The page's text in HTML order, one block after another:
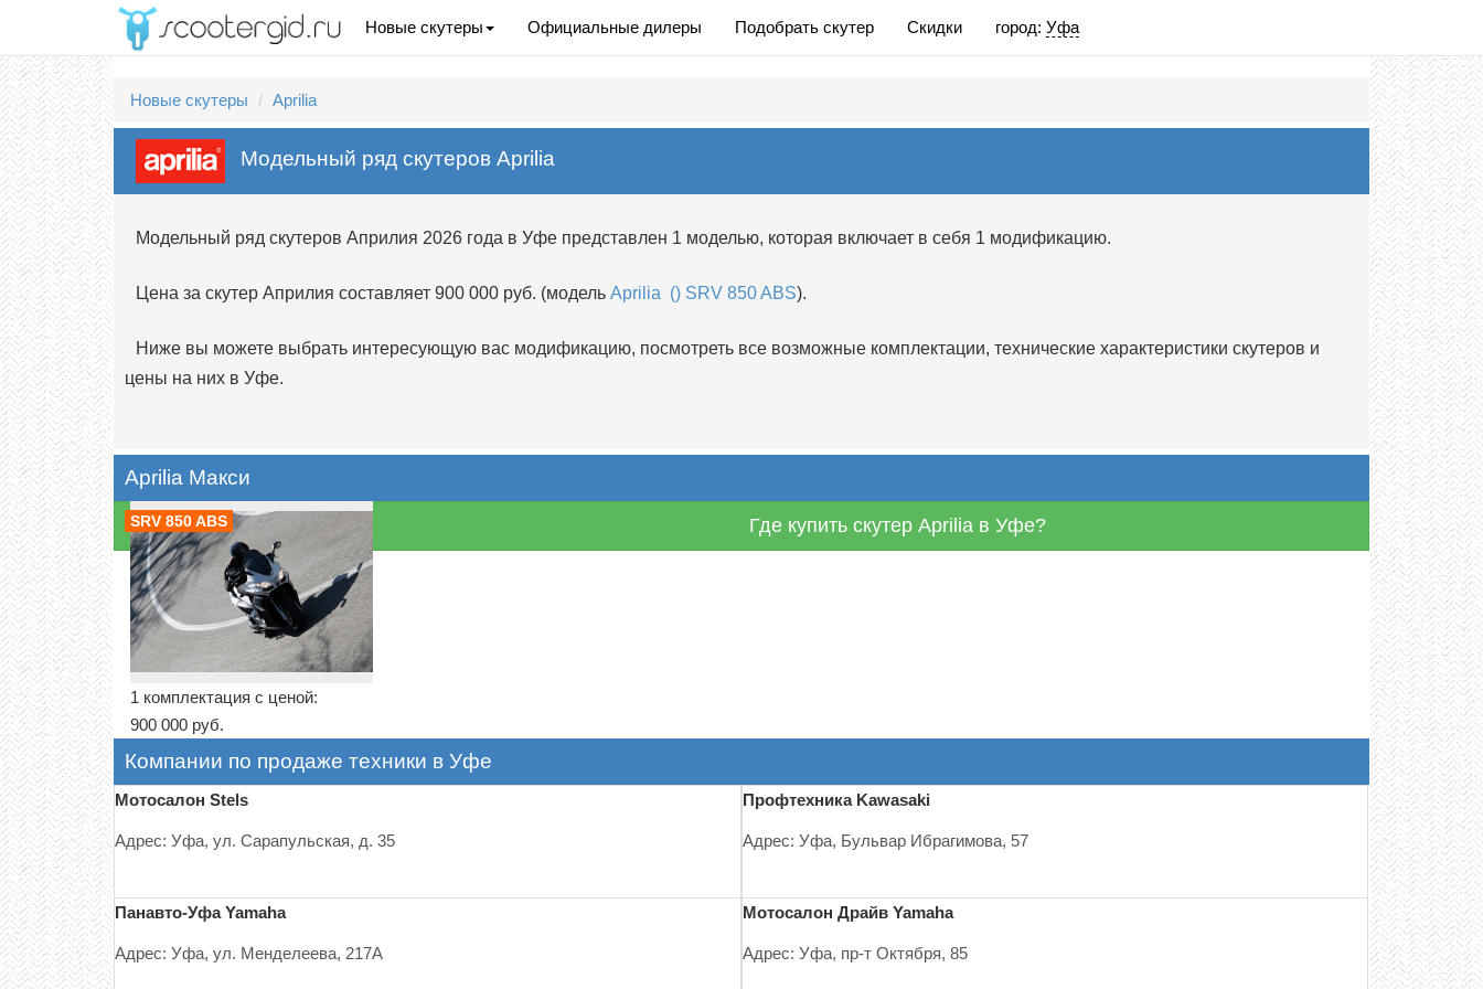
Новые скутеры Официальные дилеры Подобрать скутер Скидки город: Уфа
Новые скутеры Aprilia
Модельный ряд скутеров Aprilia
Модельный ряд скутеров Априлия 2026 года в Уфе представлен 1 моделью, которая включает в себя 1 модификацию.
Цена за скутер Априлия составляет 900 000 руб. (модель Aprilia () SRV 850 ABS).
Ниже вы можете выбрать интересующую вас модификацию, посмотреть все возможные комплектации, технические характеристики скутеров и
цены на них в Уфе.
Aprilia Макси
SRV 850 ABS
1 комплектация с ценой:
900 000 руб.
Где купить скутер Aprilia в Уфе?
Компании по продаже техники в Уфе
Мотосалон Stels
Адрес: Уфа, ул. Сарапульская, д. 35
Панавто-Уфа Yamaha
Адрес: Уфа, ул. Менделеева, 217А
Профтехника Kawasaki
Адрес: Уфа, Бульвар Ибрагимова, 57
Мотосалон Драйв Yamaha
Адрес: Уфа, пр-т Октября, 85